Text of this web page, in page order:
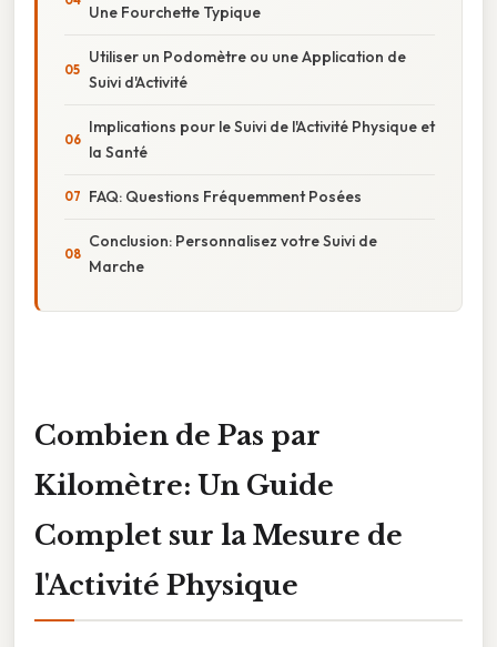
Une Fourchette Typique
Utiliser un Podomètre ou une Application de
Suivi d'Activité
Implications pour le Suivi de l'Activité Physique et
la Santé
FAQ: Questions Fréquemment Posées
Conclusion: Personnalisez votre Suivi de
Marche
Combien de Pas par
Kilomètre: Un Guide
Complet sur la Mesure de
l'Activité Physique